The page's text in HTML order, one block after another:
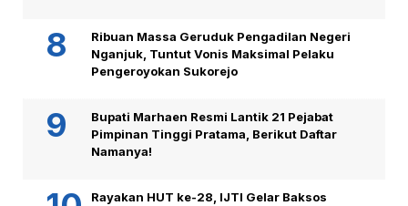
Ribuan Massa Geruduk Pengadilan Negeri
Nganjuk, Tuntut Vonis Maksimal Pelaku
Pengeroyokan Sukorejo
Bupati Marhaen Resmi Lantik 21 Pejabat
Pimpinan Tinggi Pratama, Berikut Daftar
Namanya!
Rayakan HUT ke-28, IJTI Gelar Baksos